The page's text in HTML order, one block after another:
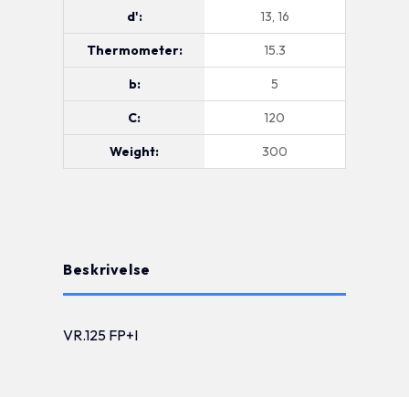
d': 13, 16
Thermometer: 15.3
b: 5
C: 120
Weight: 300
Beskrivelse
VR.125 FP+I